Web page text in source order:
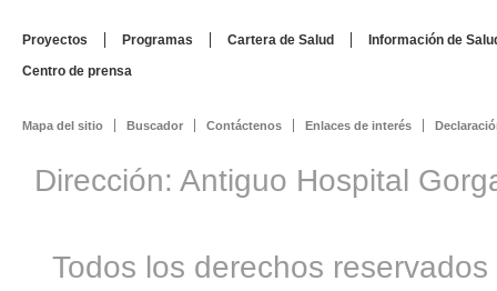
Proyectos Programas Cartera de Salud
Información de
Centro de prensa
Mapa del sitio Buscador Contáctenos Enlaces de interés
Dirección: Antiguo Hospital
Todos los derechos